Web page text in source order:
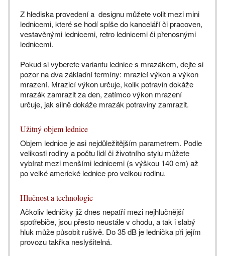
Z hlediska provedení a designu můžete volit mezi mini
lednicemi, které se hodí spíše do kanceláří či pracoven,
vestavěnými lednicemi, retro lednicemi či přenosnými
lednicemi.
Pokud si vyberete variantu lednice s mrazákem, dejte si
pozor na dva základní termíny: mrazicí výkon a výkon
mrazení. Mrazicí výkon určuje, kolik potravin dokáže
mrazák zamrazit za den, zatímco výkon mrazení
určuje, jak silně dokáže mrazák potraviny zamrazit.
Užitný objem lednice
Objem lednice je asi nejdůležitějším parametrem. Podle
velikosti rodiny a počtu lidí či životního stylu můžete
vybírat mezi menšími lednicemi (s výškou 140 cm) až
po velké americké lednice pro velkou rodinu.
Hlučnost a technologie
Ačkoliv ledničky již dnes nepatří mezi nejhlučnější
spotřebiče, jsou přesto neustále v chodu, a tak i slabý
hluk může působit rušivě. Do 35 dB je lednička při jejím
provozu takřka neslyšitelná.